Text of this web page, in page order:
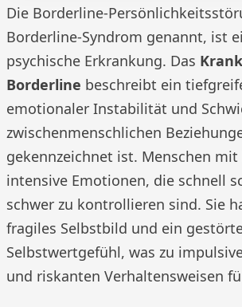
Die Borderline-
Borderline-Syndrom genannt, ist
psychische Erkrankung. Das
Borderline beschreibt ein
emotionaler Instabilität und
zwischenmenschlichen
gekennzeichnet ist. Menschen mit
intensive Emotionen, die schnell
schwer zu kontrollieren sind. Sie
fragiles Selbstbild und ein
Selbstwertgefühl, was zu
und riskanten Verhaltensweisen